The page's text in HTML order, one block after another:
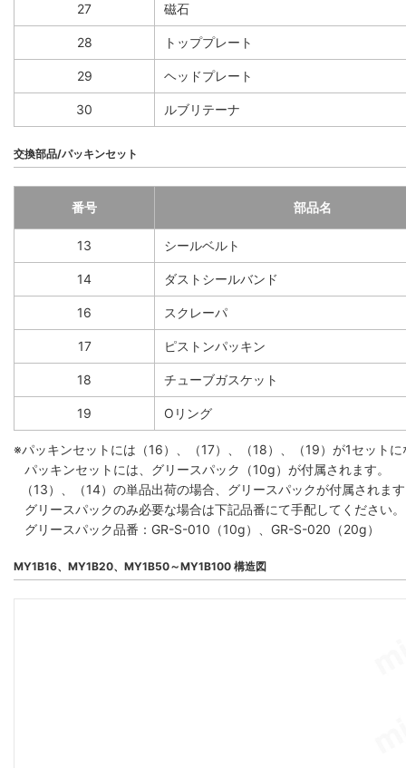
27 磁石
28 トッププレート
29 ヘッドプレート
30 ルブリテーナ
交換部品/パッキンセット
番号 部品名
13 シールベルト
14 ダストシールバンド
16 スクレーパ
17 ピストンパッキン
18 チューブガスケット
19 Oリング
※パッキンセットには（16）、（17）、（18）、（19）が1セット
パッキンセットには、グリースパック（10g）が付属されます。
（13）、（14）の単品出荷の場合、グリースパックが付属されま
グリースパックのみ必要な場合は下記品番にて手配してください。
グリースパック品番：GR-S-010（10g）、GR-S-020（20g）
MY1B16、MY1B20、MY1B50～MY1B100 構造図